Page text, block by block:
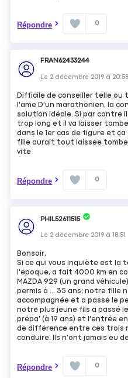
Répondre 0
FRAN62433244
Le 2 décembre 2019 à 20:58
Difficile de conseiller telle ou
l'ame D'un marathonien, la
solution idéale. Si par contre
trop long et il va laisser
dans le 1er cas de figure et
fille aurait tout laissée
vite
Répondre 0
PHIL52611515
Le 2 décembre 2019 à18:51
Bonsoir,
Si ce qui vous inquiète est la
l'époque, a fait 4000 km en
MAZDA 929 (un grand
permis à ... 35 ans; notre fille
accompagnée et a passé le
notre plus jeune fils a passé
prépa' (à 19 ans) et l'entrée
de différence entre ces trois
conduire. Ils n'ont jamais eu
Répondre 0